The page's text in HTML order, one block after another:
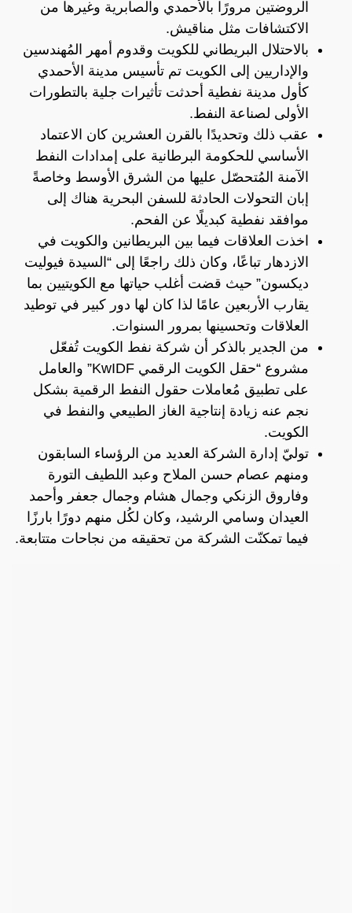
الروضتين مرورًا بالأحمدي والصابرية وغيرها من
الاكتشافات مثل مناقيش.
بالاحتلال البريطاني للكويت وقدوم أمهر المُهندسين
والإداريين إلى الكويت تم تأسيس مدينة الأحمدي
كأول مدينة نفطية أحدثت تأثيرات جلية بالتطورات
الأولى لصناعة النفط.
عقب ذلك وتحديدًا بالقرن العشرين كان الاعتماد
الأساسي للحكومة البرطانية على إمدادات النفط
الآمنة المُتحصّل عليها من الشرق الأوسط وخاصةً
إبان التحولات الحادثة للسفن البحرية هناك إلى
موافقد نفطية كبديلًا عن الفحم.
اخذت العلاقات فيما بين البريطانين والكويت في
الازدهار تباعًا، وكان ذلك راجعًا إلى “السيدة فيوليت
ديكسون” حيث قضت أغلب حياتها مع الكويتيين بما
يقارب الأربعين عامًا لذا كان لها دور كبير في توطيد
العلاقات وتحسينها بمرور السنوات.
من الجدير بالذكر أن شركة نفط الكويت تُفعّل
مشروع “حقل الكويت الرقمي KwIDF” والعامل
على تطبيق مُعاملات حقول النفط الرقمية بشكل
نجم عنه زيادة إنتاجية الغاز الطبيعي والنفط في
الكويت.
توليّ إدارة الشركة العديد من الرؤساء السابقون
ومنهم عصام حسن الملاح وعبد اللطيف التورة
وفاروق الزنكي وجمال هشام وجمال جعفر وأحمد
العيدان وسامي الرشيد، وكان لكُل منهم دورًا بارزًا
فيما تمكنّت الشركة من تحقيقه من نجاحات متتابعة.